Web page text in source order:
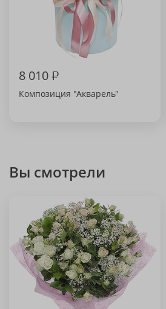
8 010₽
Композиция "Акварель"
Вы смотрели